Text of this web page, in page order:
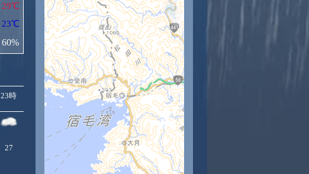
29℃
23℃
60%
23時
27